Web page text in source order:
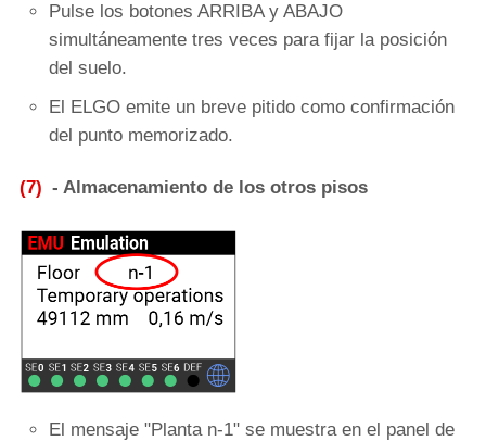
Pulse los botones ARRIBA y ABAJO
simultáneamente tres veces para fijar la posición
del suelo.
El ELGO emite un breve pitido como confirmación
del punto memorizado.
(7) - Almacenamiento de los otros pisos
El mensaje "Planta n-1" se muestra en el panel de